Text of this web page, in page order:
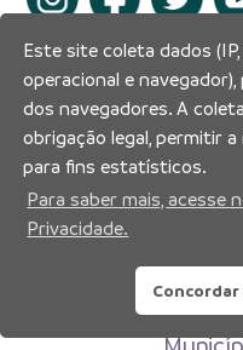
Prefeitura
Este site coleta dados
operacional e
dos navegadores. A
obrigação legal, permitir
para fins estatísticos.
Para saber mais, acesse
Privacidade.